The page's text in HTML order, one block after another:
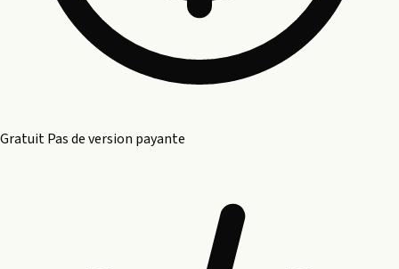
GratuitPas de version payante